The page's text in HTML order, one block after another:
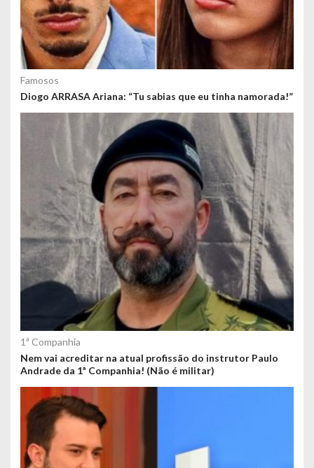
Famosos
Diogo ARRASA Ariana: “Tu sabias que eu tinha namorada!”
1ª Companhia
Nem vai acreditar na atual profissão do instrutor Paulo
Andrade da 1ª Companhia! (Não é militar)